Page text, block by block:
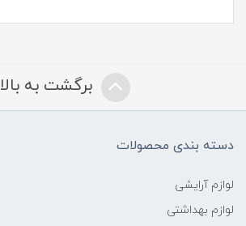
برگشت به بالا
دسته بندی محصولات
لوازم آرایشی
لوازم بهداشتی